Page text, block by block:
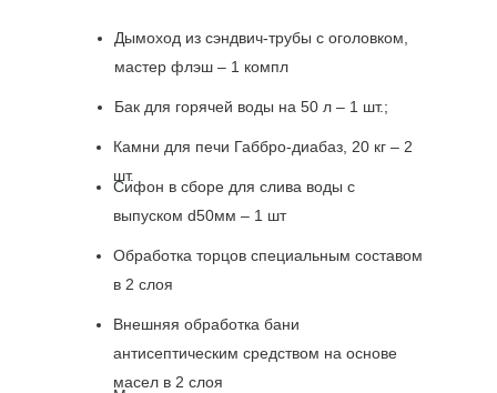
Бак для горячей воды на 50 л – 1 шт.;
Камни для печи Габбро-диабаз, 20 кг – 2
шт.
Дымоход из сэндвич-трубы с оголовком,
мастер флэш – 1 компл
Сифон в сборе для слива воды с
выпуском d50мм – 1 шт
Внешняя обработка бани
антисептическим средством на основе
масел в 2 слоя
Обработка торцов специальным составом
в 2 слоя